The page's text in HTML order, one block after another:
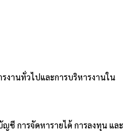
งานทั่วไปและการบริหารงานใน
ญชี การจัดหารายได้ การลงทุน และ